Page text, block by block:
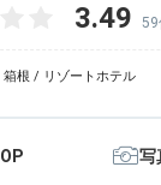
3.49 59
根 / リゾートホテル
写